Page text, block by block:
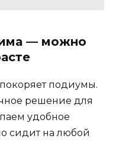
— можно
подиумы.
решение для
удобное
сидит на любой